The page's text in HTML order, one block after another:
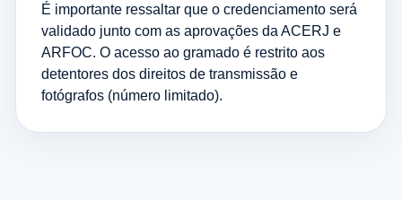
É importante ressaltar que o credenciamento será
validado junto com as aprovações da ACERJ e
ARFOC. O acesso ao gramado é restrito aos
detentores dos direitos de transmissão e
fotógrafos (número limitado).